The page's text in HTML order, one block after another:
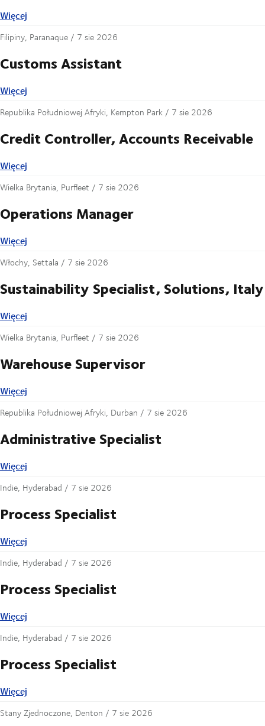
Więcej
Więcej
Filipiny, Paranaque / 7 sie 2026
Customs Assistant
Więcej
Więcej
Republika Południowej Afryki, Kempton Park / 7 sie 2026
Credit Controller, Accounts Receivable
Więcej
Więcej
Wielka Brytania, Purfleet / 7 sie 2026
Operations Manager
Więcej
Więcej
Włochy, Settala / 7 sie 2026
Sustainability Specialist, Solutions, Italy
Więcej
Więcej
Wielka Brytania, Purfleet / 7 sie 2026
Warehouse Supervisor
Więcej
Więcej
Republika Południowej Afryki, Durban / 7 sie 2026
Administrative Specialist
Więcej
Więcej
Indie, Hyderabad / 7 sie 2026
Process Specialist
Więcej
Więcej
Indie, Hyderabad / 7 sie 2026
Process Specialist
Więcej
Więcej
Indie, Hyderabad / 7 sie 2026
Process Specialist
Więcej
Więcej
Stany Zjednoczone, Denton / 7 sie 2026